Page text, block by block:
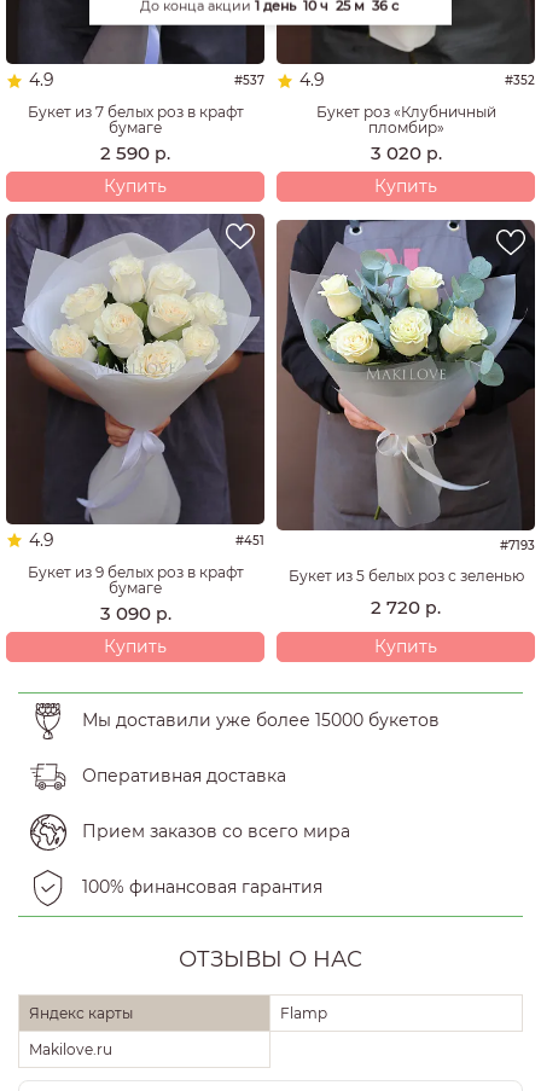
4.9 #537
Букет из 7 белых роз в крафт
бумаге
2 590 р.
Купить
4.9 #352
Букет роз «Клубничный
пломбир»
3 020 р.
Купить
4.9 #451
Букет из 9 белых роз в крафт
бумаге
3 090 р.
Купить
#7193
Букет из 5 белых роз с зеленью
2 720 р.
Купить
Мы доставили уже более 15000 букетов
Оперативная доставка
Прием заказов со всего мира
100% финансовая гарантия
ОТЗЫВЫ О НАС
Яндекс карты
Flamp
Makilove.ru
До конца акции 1 день 10 ч 25 м 35 с